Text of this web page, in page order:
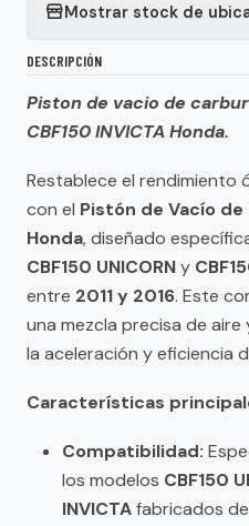
Mostrar stock de
DESCRIPCIÓN
Piston de vacio de
CBF150 INVICTA Honda.
Restablece el
con el Pistón de Vacío
Honda, diseñado
CBF150 UNICORNy
entre 2011 y 2016. Este
una mezcla precisa de
la aceleración y eficiencia
Características
Compatibilidad:
los modelos CBF150
INVICTAfabricados de